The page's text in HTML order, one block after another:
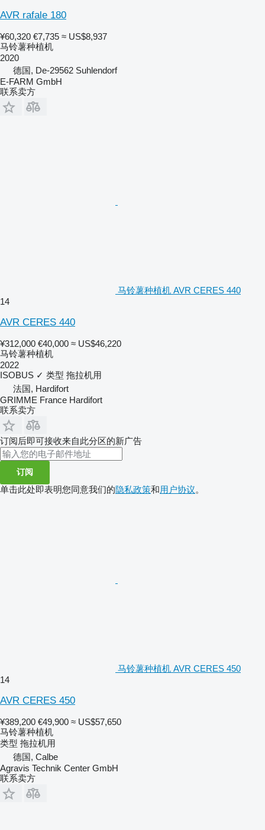
AVR rafale 180
¥60,320 €7,735 ≈ US$8,937
马铃薯种植机
2020
德国, De-29562 Suhlendorf
E-FARM GmbH
联系卖方
马铃薯种植机 AVR CERES 440
14
AVR CERES 440
¥312,000 €40,000 ≈ US$46,220
马铃薯种植机
2022
ISOBUS ✓ 类型 拖拉机用
法国, Hardifort
GRIMME France Hardifort
联系卖方
订阅后即可接收来自此分区的新广告
订阅
单击此处即表明您同意我们的隐私政策和用户协议。
马铃薯种植机 AVR CERES 450
14
AVR CERES 450
¥389,200 €49,900 ≈ US$57,650
马铃薯种植机
类型 拖拉机用
德国, Calbe
Agravis Technik Center GmbH
联系卖方